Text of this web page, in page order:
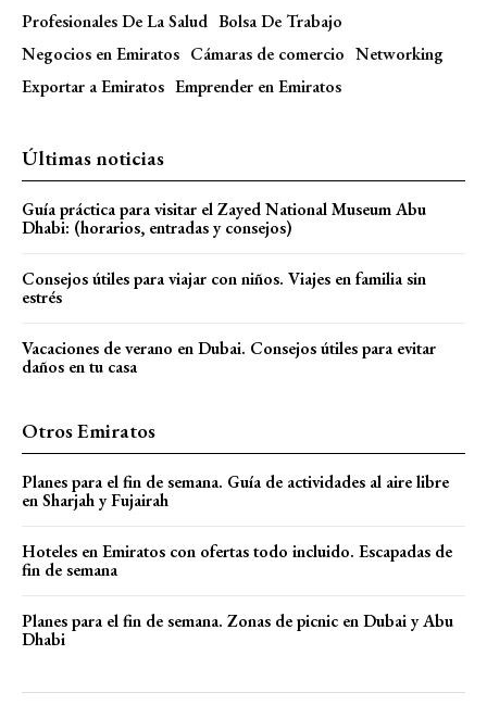
Profesionales De La Salud Bolsa De Trabajo
Negocios en Emiratos Cámaras de comercio Networking
Exportar a Emiratos Emprender en Emiratos
Últimas noticias
Guía práctica para visitar el Zayed National Museum Abu
Dhabi: (horarios, entradas y consejos)
Consejos útiles para viajar con niños. Viajes en familia sin
estrés
Vacaciones de verano en Dubai. Consejos útiles para evitar
daños en tu casa
Otros Emiratos
Planes para el fin de semana. Guía de actividades al aire libre
en Sharjah y Fujairah
Hoteles en Emiratos con ofertas todo incluido. Escapadas de
fin de semana
Planes para el fin de semana. Zonas de picnic en Dubai y Abu
Dhabi